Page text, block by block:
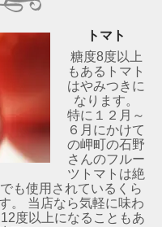
トマト
糖度8度以上
もあるトマト
はやみつきに
なります。
特に１２月～
６月にかけて
の岬町の石野
さんのフルー
ツトマトは絶
も使用されているくら
。 当店なら気軽に味わ
度以上になることもあ